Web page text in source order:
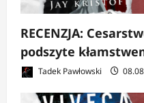
RECENZJA:
podszyte
Tadek Pawłowski